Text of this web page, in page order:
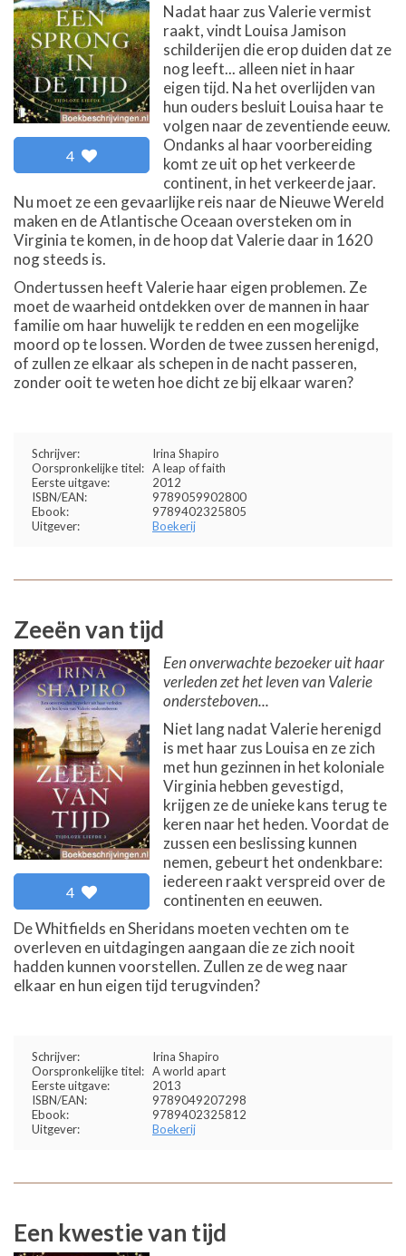
4
Nadat haar zus Valerie vermist
raakt, vindt Louisa Jamison
schilderijen die erop duiden dat ze
nog leeft... alleen niet in haar
eigen tijd. Na het overlijden van
hun ouders besluit Louisa haar te
volgen naar de zeventiende eeuw.
Ondanks al haar voorbereiding
komt ze uit op het verkeerde
continent, in het verkeerde jaar.
Nu moet ze een gevaarlijke reis naar de Nieuwe Wereld
maken en de Atlantische Oceaan oversteken om in
Virginia te komen, in de hoop dat Valerie daar in 1620
nog steeds is.
Ondertussen heeft Valerie haar eigen problemen. Ze
moet de waarheid ontdekken over de mannen in haar
familie om haar huwelijk te redden en een mogelijke
moord op te lossen. Worden de twee zussen herenigd,
of zullen ze elkaar als schepen in de nacht passeren,
zonder ooit te weten hoe dicht ze bij elkaar waren?
Schrijver:
Irina Shapiro
Oorspronkelijke titel: A leap of faith
Eerste uitgave:
2012
ISBN/EAN:
9789059902800
Ebook:
9789402325805
Uitgever:
Boekerij
Zeeën van tijd
4
Een onverwachte bezoeker uit haar
verleden zet het leven van Valerie
ondersteboven...
Niet lang nadat Valerie herenigd
is met haar zus Louisa en ze zich
met hun gezinnen in het koloniale
Virginia hebben gevestigd,
krijgen ze de unieke kans terug te
keren naar het heden. Voordat de
zussen een beslissing kunnen
nemen, gebeurt het ondenkbare:
iedereen raakt verspreid over de
continenten en eeuwen.
De Whitfields en Sheridans moeten vechten om te
overleven en uitdagingen aangaan die ze zich nooit
hadden kunnen voorstellen. Zullen ze de weg naar
elkaar en hun eigen tijd terugvinden?
Schrijver:
Irina Shapiro
Oorspronkelijke titel: A world apart
Eerste uitgave:
2013
ISBN/EAN:
9789049207298
Ebook:
9789402325812
Uitgever:
Boekerij
Een kwestie van tijd